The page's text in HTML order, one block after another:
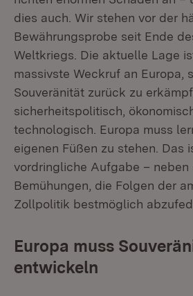
dies auch. Wir stehen vor der
Bewährungsprobe seit Ende
Weltkriegs. Die aktuelle Lage
massivste Weckruf an Europa,
Souveränität zurück zu
sicherheitspolitisch,
technologisch. Europa muss
eigenen Füßen zu stehen. Das
vordringliche Aufgabe – neben
Bemühungen, die Folgen der
Zollpolitik bestmöglich
Europa muss
entwickeln